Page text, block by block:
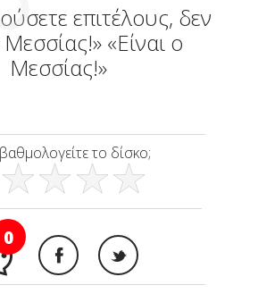
επιτέλους, δεν
Μεσσίας!» «Είναι ο
Μεσσίας!»
το δίσκο;
0